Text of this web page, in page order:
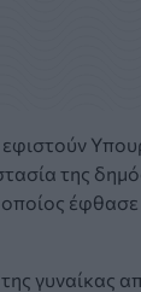
της
οποίος
γυναίκας